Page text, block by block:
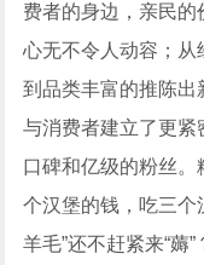
费者的身边，亲民的
心无不令人动容；
到品类丰富的推陈出
与消费者建立了更
口碑和亿级的粉丝。
个汉堡的钱，吃三个
羊毛”还不赶紧来“薅”